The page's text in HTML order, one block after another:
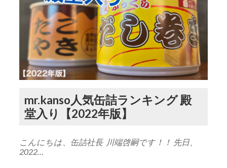
mr.kanso人気缶詰ランキング 殿
堂入り【2022年版】
こんにちは、缶詰社長 川端啓嗣です！！ 先日、
2022…